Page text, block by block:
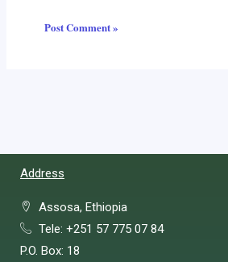
Address
Assosa, Ethiopia
Tele: +251 57 775 07 84
P.O. Box: 18